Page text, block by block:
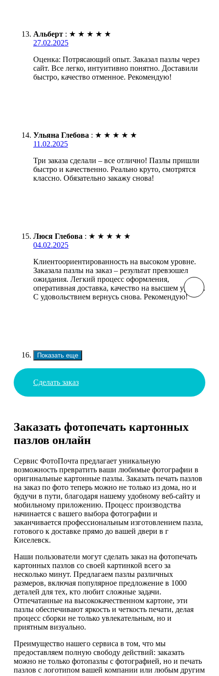
Альберт : ★ ★ ★ ★ ★
27.02.2025
Оценка: Потрясающий опыт. Заказал пазлы через
сайт. Все легко, интуитивно понятно. Доставили
быстро, качество отменное. Рекомендую!
Ульяна Глебова : ★ ★ ★ ★ ★
11.02.2025
Три заказа сделали – все отлично! Пазлы пришли
быстро и качественно. Реально круто, смотрятся
классно. Обязательно закажу снова!
Люся Глебова : ★ ★ ★ ★ ★
04.02.2025
Клиентоориентированность на высоком уровне.
Заказала пазлы на заказ – результат превзошел
ожидания. Легкий процесс оформления,
оперативная доставка, качество на высшем уровне.
С удовольствием вернусь снова. Рекомендую!
Показать еще
Сделать заказ
Заказать фотопечать картонных
пазлов онлайн
Сервис ФотоПочта предлагает уникальную
возможность превратить ваши любимые фотографии в
оригинальные картонные пазлы. Заказать печать пазлов
на заказ по фото теперь можно не только из дома, но и
будучи в пути, благодаря нашему удобному веб-сайту и
мобильному приложению. Процесс производства
начинается с вашего выбора фотографии и
заканчивается профессиональным изготовлением пазла,
готового к доставке прямо до вашей двери в г
Киселевск.
Наши пользователи могут сделать заказ на фотопечать
картонных пазлов со своей картинкой всего за
несколько минут. Предлагаем пазлы различных
размеров, включая популярное предложение в 1000
деталей для тех, кто любит сложные задачи.
Отпечатанные на высококачественном картоне, эти
пазлы обеспечивают яркость и четкость печати, делая
процесс сборки не только увлекательным, но и
приятным визуально.
Преимущество нашего сервиса в том, что мы
предоставляем полную свободу действий: заказать
можно не только фотопазлы с фотографией, но и печать
пазлов с логотипом вашей компании или любым другим